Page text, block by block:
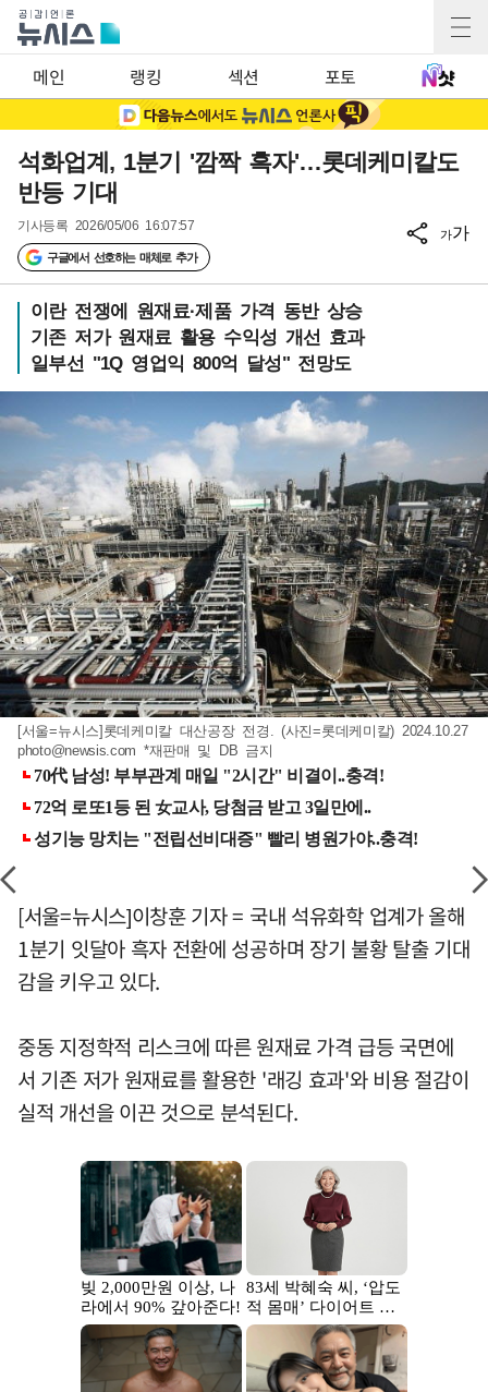
메인 랭킹 섹션 포토
석화업계, 1분기 '깜짝 흑자'…롯데케미칼도
반등 기대
기사등록 2026/05/06 16:07:57
구글에서 선호하는 매체로 추가
가가
이란 전쟁에 원재료·제품 가격 동반 상승
기존 저가 원재료 활용 수익성 개선 효과
일부선 "1Q 영업익 800억 달성" 전망도
[서울=뉴시스]롯데케미칼 대산공장 전경. (사진=롯데케미칼) 2024.10.27
photo@newsis.com *재판매 및 DB 금지
[서울=뉴시스]이창훈 기자 = 국내 석유화학 업계가 올해
1분기 잇달아 흑자 전환에 성공하며 장기 불황 탈출 기대
감을 키우고 있다.
중동 지정학적 리스크에 따른 원재료 가격 급등 국면에
서 기존 저가 원재료를 활용한 '래깅 효과'와 비용 절감이
실적 개선을 이끈 것으로 분석된다.